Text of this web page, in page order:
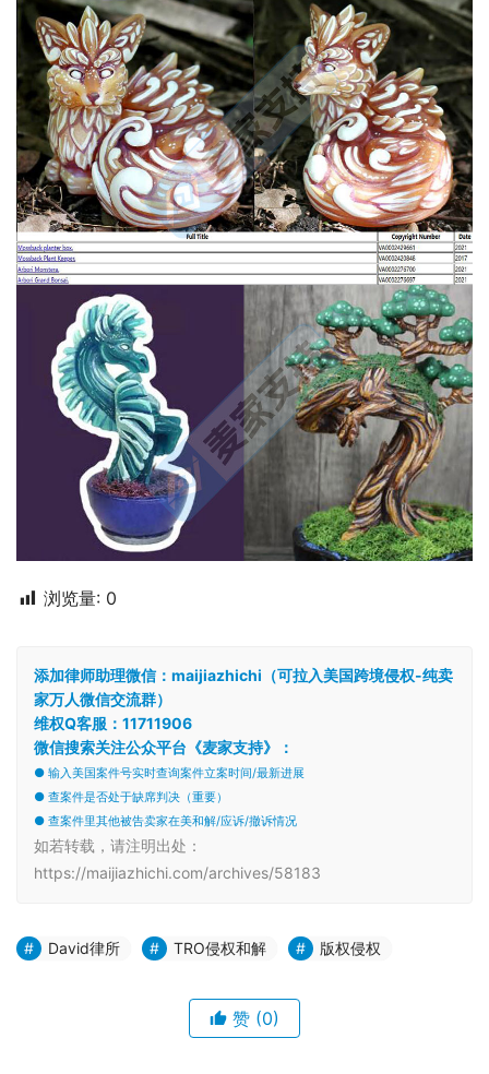
浏览量: 0
添加律师助理微信：maijiazhichi（可拉入美国跨境侵权-纯卖
家万人微信交流群）
维权Q客服：11711906
微信搜索关注公众平台《麦家支持》：
● 输入美国案件号实时查询案件立案时间/最新进展
● 查案件是否处于缺席判决（重要）
● 查案件里其他被告卖家在美和解/应诉/撤诉情况
如若转载，请注明出处：
https://maijiazhichi.com/archives/58183
David律所 TRO侵权和解 版权侵权
赞 (0)